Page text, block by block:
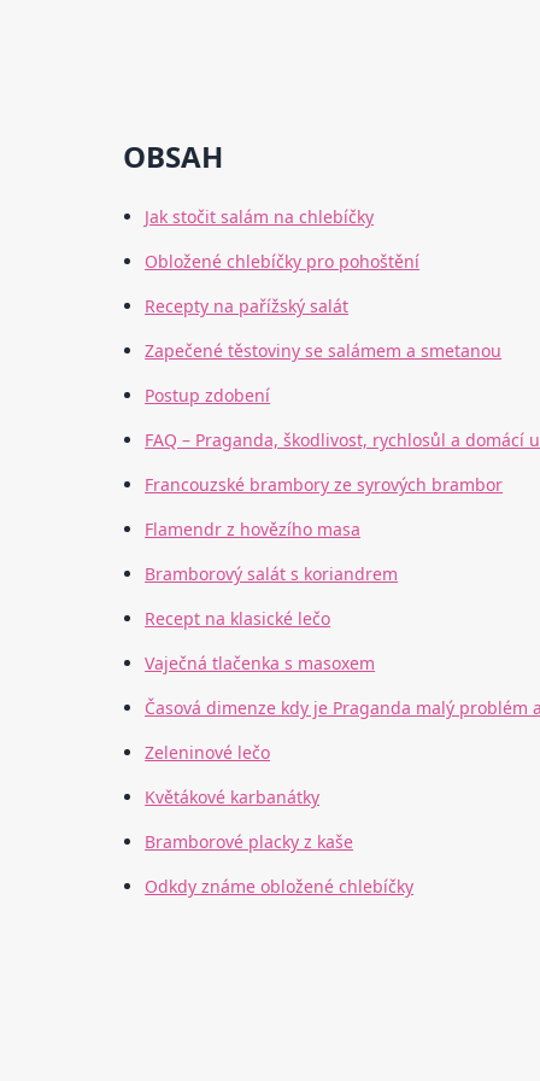
OBSAH
Jak stočit salám na chlebíčky
Obložené chlebíčky pro pohoštění
Recepty na pařížský salát
Zapečené těstoviny se salámem a smetanou
Postup zdobení
FAQ – Praganda, škodlivost, rychlosůl a domácí
Francouzské brambory ze syrových brambor
Flamendr z hovězího masa
Bramborový salát s koriandrem
Recept na klasické lečo
Vaječná tlačenka s masoxem
Časová dimenze kdy je Praganda malý problém
Zeleninové lečo
Květákové karbanátky
Bramborové placky z kaše
Odkdy známe obložené chlebíčky